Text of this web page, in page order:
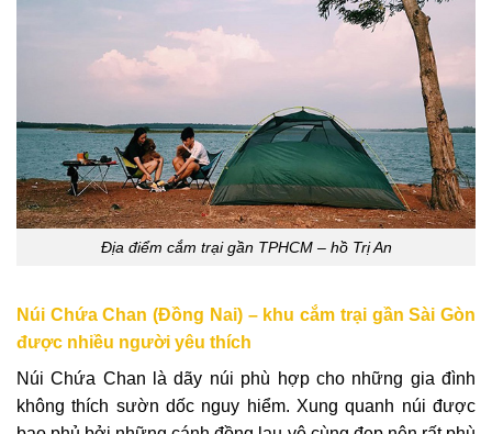
Địa điểm cắm trại gần TPHCM – hồ Trị An
Núi Chứa Chan (Đồng Nai) – khu cắm trại gần Sài Gòn
được nhiều người yêu thích
Núi Chứa Chan là dãy núi phù hợp cho những gia đình
không thích sườn dốc nguy hiểm. Xung quanh núi được